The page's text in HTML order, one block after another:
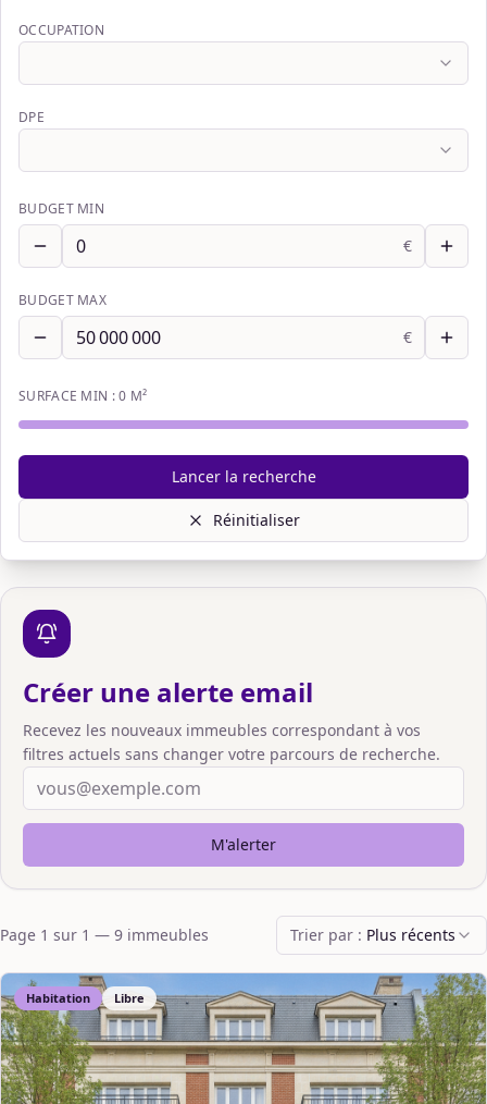
OCCUPATION
DPE
BUDGET MIN
€
BUDGET MAX
€
SURFACE MIN :0 M²
Lancer la recherche
Réinitialiser
Créer une alerte email
Recevez les nouveaux immeubles correspondant à vos
filtres actuels sans changer votre parcours de recherche.
M'alerter
Page 1 sur 1 — 9 immeubles Trier par : Plus récents
Habitation Libre